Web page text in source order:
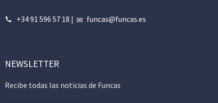
+34 91 596 57 18 | funcas@funcas.es
NEWSLETTER
Recibe todas las noticias de Funcas